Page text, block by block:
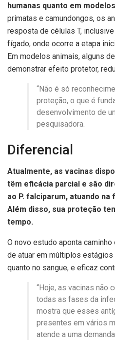
humanas quanto em
primatas e camundongos, os
resposta de células T,
fígado, onde ocorre a etapa
Em modelos animais, alguns
demonstrar efeito protetor,
“Não é só
proteção, o que é
desenvolvimento de
pesquisadora.
Diferencial
Atualmente, as vacinas
têm eficácia parcial e são
ao P. falciparum, atuando
Além disso, sua proteção
tempo.
O novo estudo aponta
de atuar em múltiplos
quanto no sangue, e eficaz
“Hoje, as vacinas não
todas as fases da
mostra que esses
presentes em vários
atende a uma